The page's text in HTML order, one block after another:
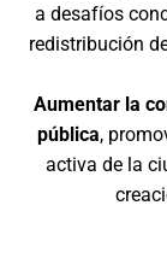
a desafíos
redistribución
Aumentar la
pública,
activa de la